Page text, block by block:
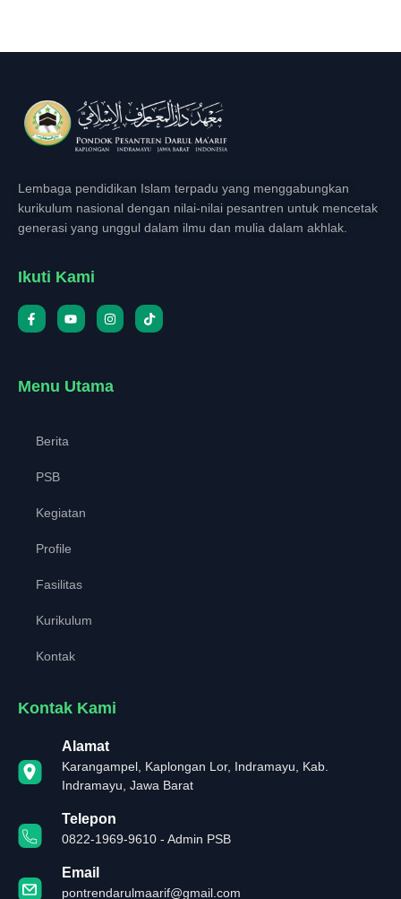
Lembaga pendidikan Islam terpadu yang menggabungkan
kurikulum nasional dengan nilai-nilai pesantren untuk mencetak
generasi yang unggul dalam ilmu dan mulia dalam akhlak.
Ikuti Kami
Menu Utama
Berita
PSB
Kegiatan
Profile
Fasilitas
Kurikulum
Kontak
Kontak Kami
Alamat
Karangampel, Kaplongan Lor, Indramayu, Kab.
Indramayu, Jawa Barat
Telepon
0822-1969-9610 - Admin PSB
Email
pontrendarulmaarif@gmail.com